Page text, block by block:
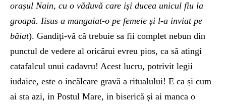
orașul Nain, cu o văduvă care iși ducea unicul fiu la
groapă. Iisus a mangaiat-o pe femeie și l-a inviat pe
băiat). Gandiți-vă că trebuie sa fii complet nebun din
punctul de vedere al oricărui evreu pios, ca să atingi
catafalcul unui cadavru! Acest lucru, potrivit legii
iudaice, este o incălcare gravă a ritualului! E ca și cum
ai sta azi, in Postul Mare, in biserică și ai manca o